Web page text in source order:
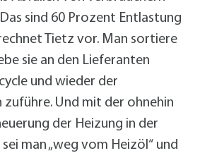
sind 60 Prozent Entlastung
Tietz vor. Man sortiere
sie an den Lieferanten
und wieder der
Und mit der ohnehin
der Heizung in der
man „weg vom Heizöl“ und